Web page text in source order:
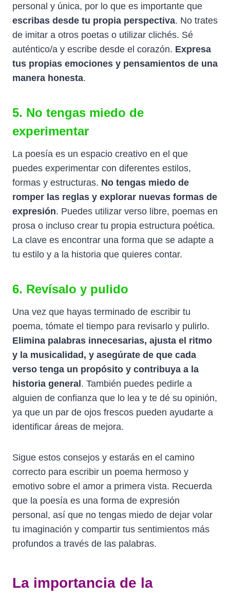
personal y única, por lo que es importante que
escribas desde tu propia perspectiva. No trates
de imitar a otros poetas o utilizar clichés. Sé
auténtico/a y escribe desde el corazón. Expresa
tus propias emociones y pensamientos de una
manera honesta.
5. No tengas miedo de
experimentar
La poesía es un espacio creativo en el que
puedes experimentar con diferentes estilos,
formas y estructuras. No tengas miedo de
romper las reglas y explorar nuevas formas de
expresión. Puedes utilizar verso libre, poemas en
prosa o incluso crear tu propia estructura poética.
La clave es encontrar una forma que se adapte a
tu estilo y a la historia que quieres contar.
6. Revísalo y pulido
Una vez que hayas terminado de escribir tu
poema, tómate el tiempo para revisarlo y pulirlo.
Elimina palabras innecesarias, ajusta el ritmo
y la musicalidad, y asegúrate de que cada
verso tenga un propósito y contribuya a la
historia general. También puedes pedirle a
alguien de confianza que lo lea y te dé su opinión,
ya que un par de ojos frescos pueden ayudarte a
identificar áreas de mejora.
Sigue estos consejos y estarás en el camino
correcto para escribir un poema hermoso y
emotivo sobre el amor a primera vista. Recuerda
que la poesía es una forma de expresión
personal, así que no tengas miedo de dejar volar
tu imaginación y compartir tus sentimientos más
profundos a través de las palabras.
La importancia de la